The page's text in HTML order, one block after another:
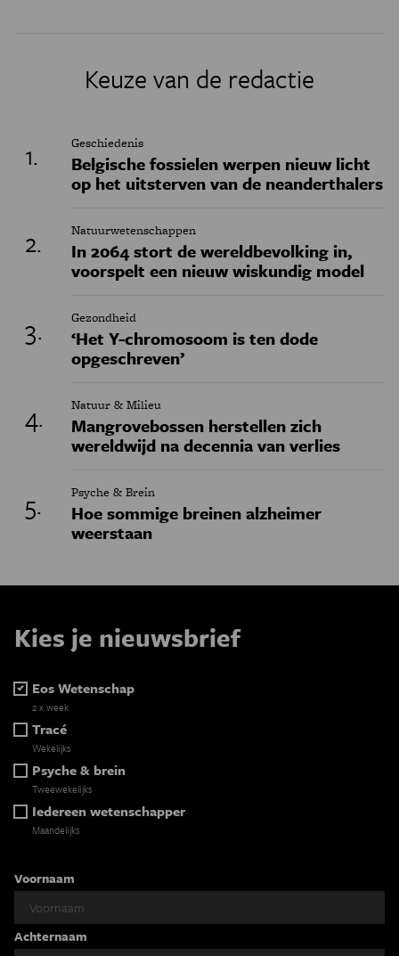
Keuze van de redactie
Geschiedenis
Belgische fossielen werpen nieuw licht
op het uitsterven van de neanderthalers
Natuurwetenschappen
In 2064 stort de wereldbevolking in,
voorspelt een nieuw wiskundig model
Gezondheid
‘Het Y-chromosoom is ten dode
opgeschreven’
Natuur & Milieu
Mangrovebossen herstellen zich
wereldwijd na decennia van verlies
Psyche & Brein
Hoe sommige breinen alzheimer
weerstaan
Kies je nieuwsbrief
Eos Wetenschap
2 x week
Tracé
Wekelijks
Psyche & brein
Tweewekelijks
Iedereen wetenschapper
Maandelijks
Voornaam
Achternaam